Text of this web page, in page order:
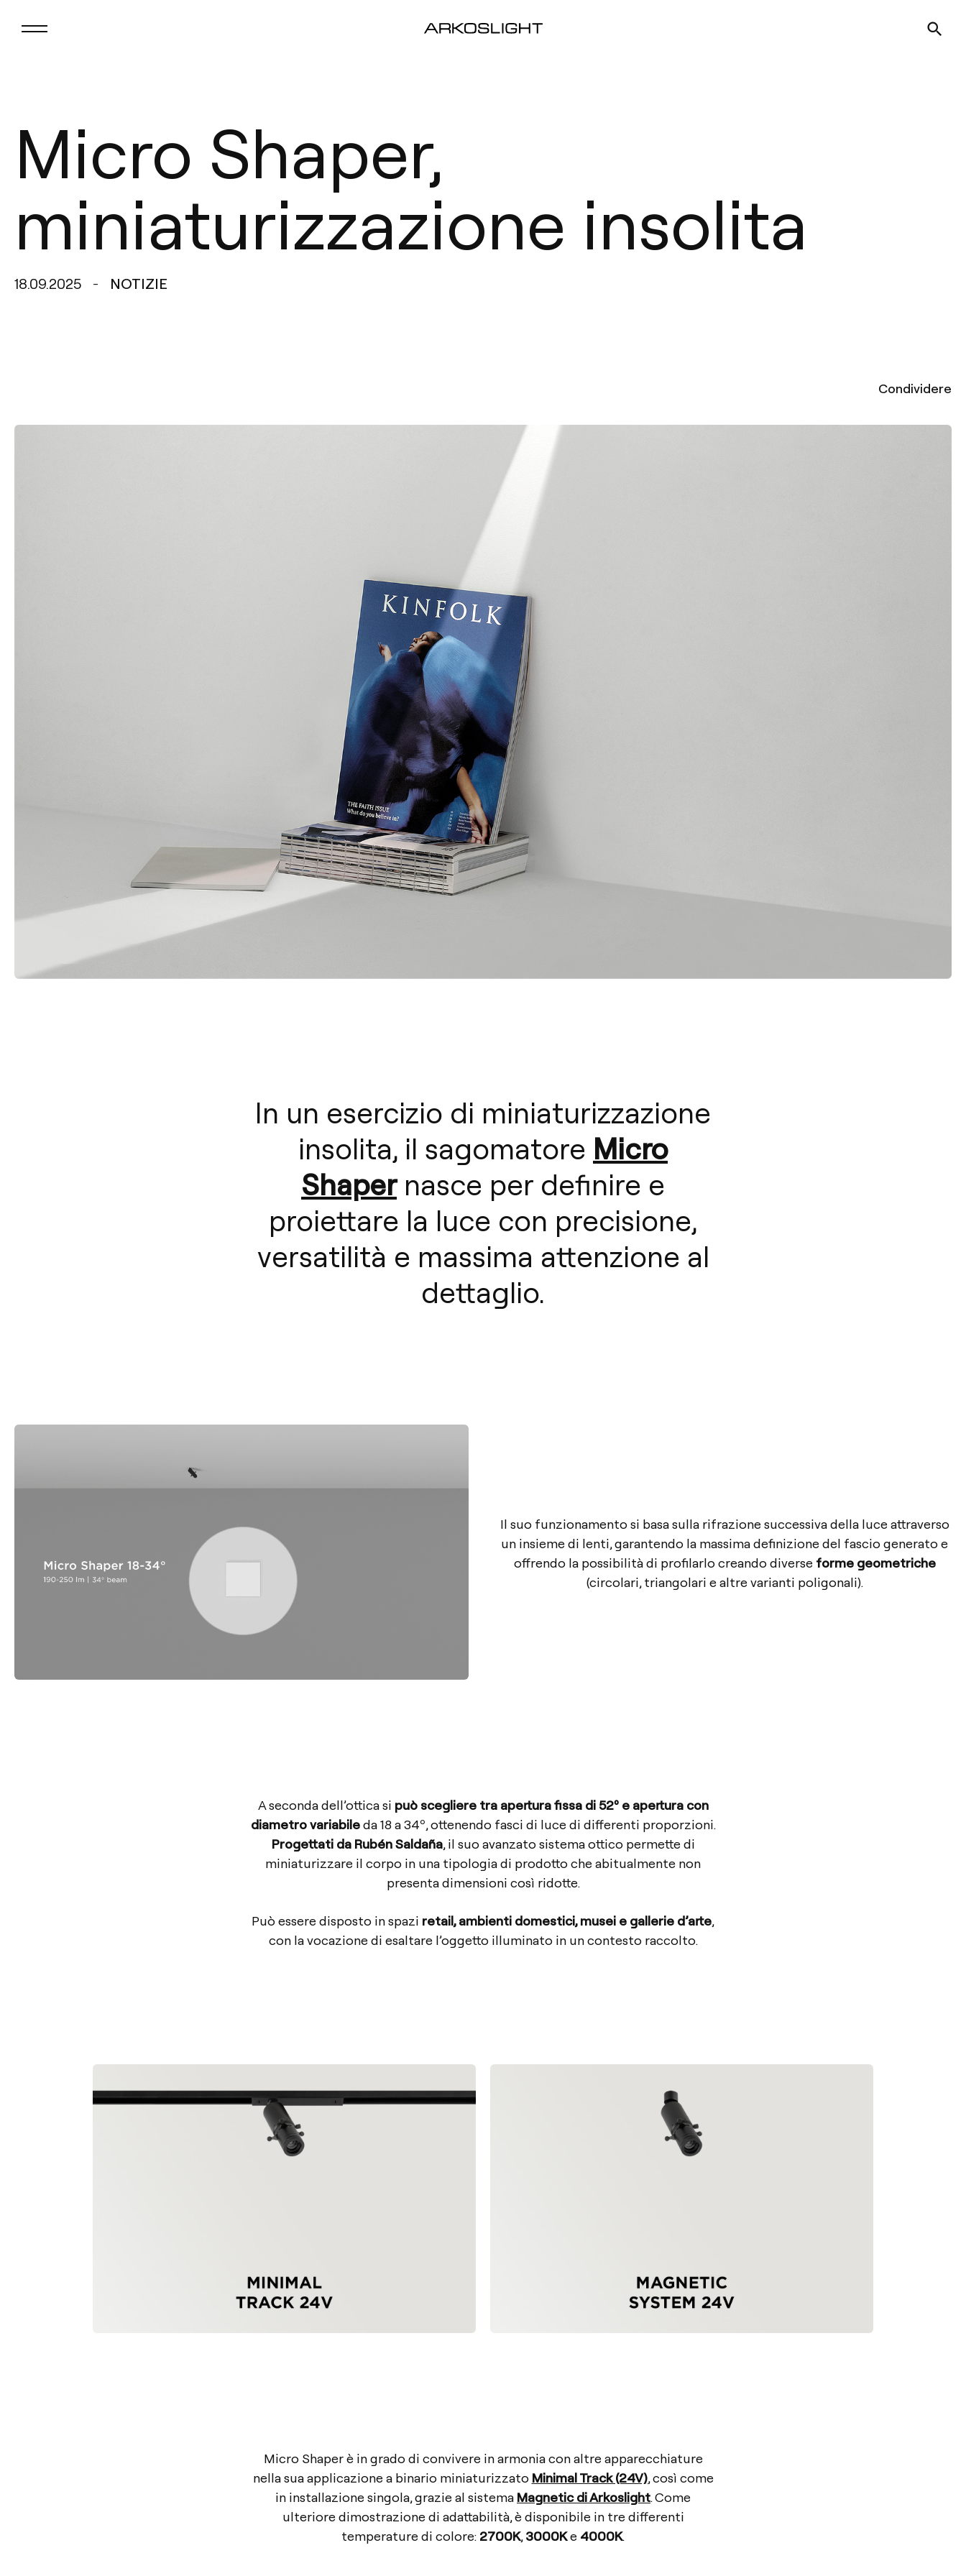
Micro Shaper,
miniaturizzazione insolita
18.09.2025 NOTIZIE
Condividere
In un esercizio di miniaturizzazione
insolita, il sagomatore Micro
Shapernasce per definire e
proiettare la luce con precisione,
versatilità e massima attenzione al
dettaglio.
Il suo funzionamento si basa sulla rifrazione successiva della luce attraverso
un insieme di lenti, garantendo la massima definizione del fascio generato e
offrendo la possibilità di profilarlo creando diverse forme geometriche
(circolari, triangolari e altre varianti poligonali).
A seconda dell’ottica si può scegliere tra apertura fissa di 52º e apertura con
diametro variabileda 18 a 34º, ottenendo fasci di luce di differenti proporzioni.
Progettati da Rubén Saldaña, il suo avanzato sistema ottico permette di
miniaturizzare il corpo in una tipologia di prodotto che abitualmente non
presenta dimensioni così ridotte.
Può essere disposto in spazi retail, ambienti domestici, musei e gallerie d’arte,
con la vocazione di esaltare l’oggetto illuminato in un contesto raccolto.
Micro Shaper è in grado di convivere in armonia con altre apparecchiature
nella sua applicazione a binario miniaturizzato Minimal Track (24V), così come
in installazione singola, grazie al sistema Magnetic di Arkoslight. Come
ulteriore dimostrazione di adattabilità, è disponibile in tre differenti
temperature di colore: 2700K,3000Ke 4000K.